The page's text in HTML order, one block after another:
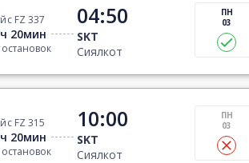
FZ 337
20мин
04:50
SKT
Сиялкот
ПН
03
FZ 315
20мин
10:00
SKT
Сиялкот
ПН
03